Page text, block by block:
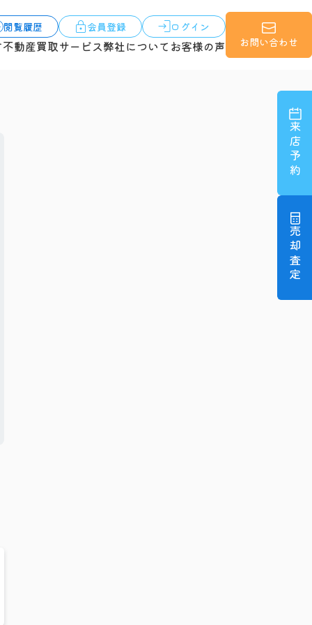
閲覧履歴 会員登録 ログイン
不動産買取サービス弊社について お客様の声 お問い合わせ
来店予約
売却査定